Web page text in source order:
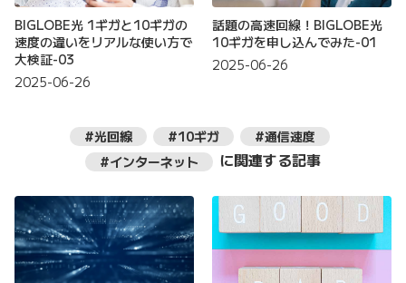
BIGLOBE光 1ギガと10ギガの
速度の違いをリアルな使い方で
大検証-03
2025-06-26
話題の高速回線！BIGLOBE光
10ギガを申し込んでみた-01
2025-06-26
#光回線 #10ギガ
#通信速度
#インターネット
に関連する記事